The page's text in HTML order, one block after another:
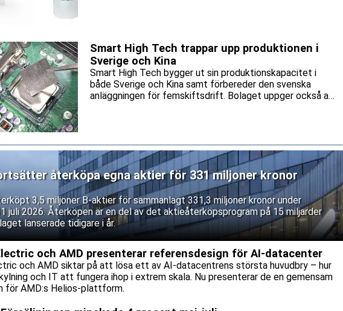
Smart High Tech trappar upp produktionen i
Sverige och Kina
Smart High Tech bygger ut sin produktionskapacitet i
både Sverige och Kina samt förbereder den svenska
anläggningen för femskiftsdrift. Bolaget uppger också att
återköpa egna aktier för 331 miljoner kronor
3,5 miljoner B-aktier för sammanlagt 331,3 miljoner kronor under
juli 2026. Återköpen är en del av det aktieåterköpsprogram på 15 miljarder
lanserade tidigare i år.
och AMD presenterar referensdesign för AI-datacenter
och AMD siktar på att lösa ett av AI-datacentrens största huvudbry – hur
och IT att fungera ihop i extrem skala. Nu presenterar de en gemensam
för AMD:s Helios-plattform.